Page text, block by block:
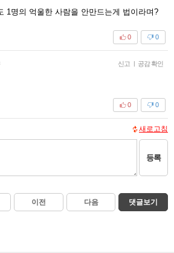
1명의 억울한 사람을 안만드는게 법이라며?
0
0
신고 | 공감 확인
0
0
새로고침
등록
이전 다음 댓글보기